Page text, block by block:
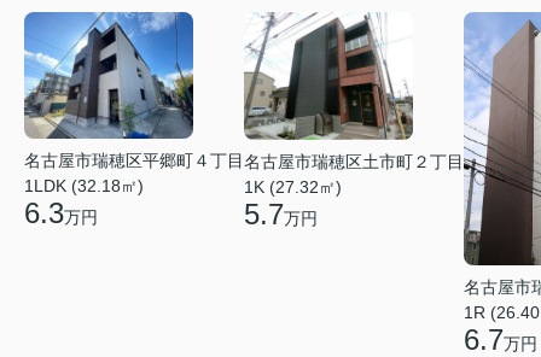
名古屋市瑞穂区平郷町４丁目
1LDK (32.18㎡)
6.3万円
名古屋市瑞穂区土市町２丁目
1K (27.32㎡)
5.7万円
名古屋市
1R
6.7万円